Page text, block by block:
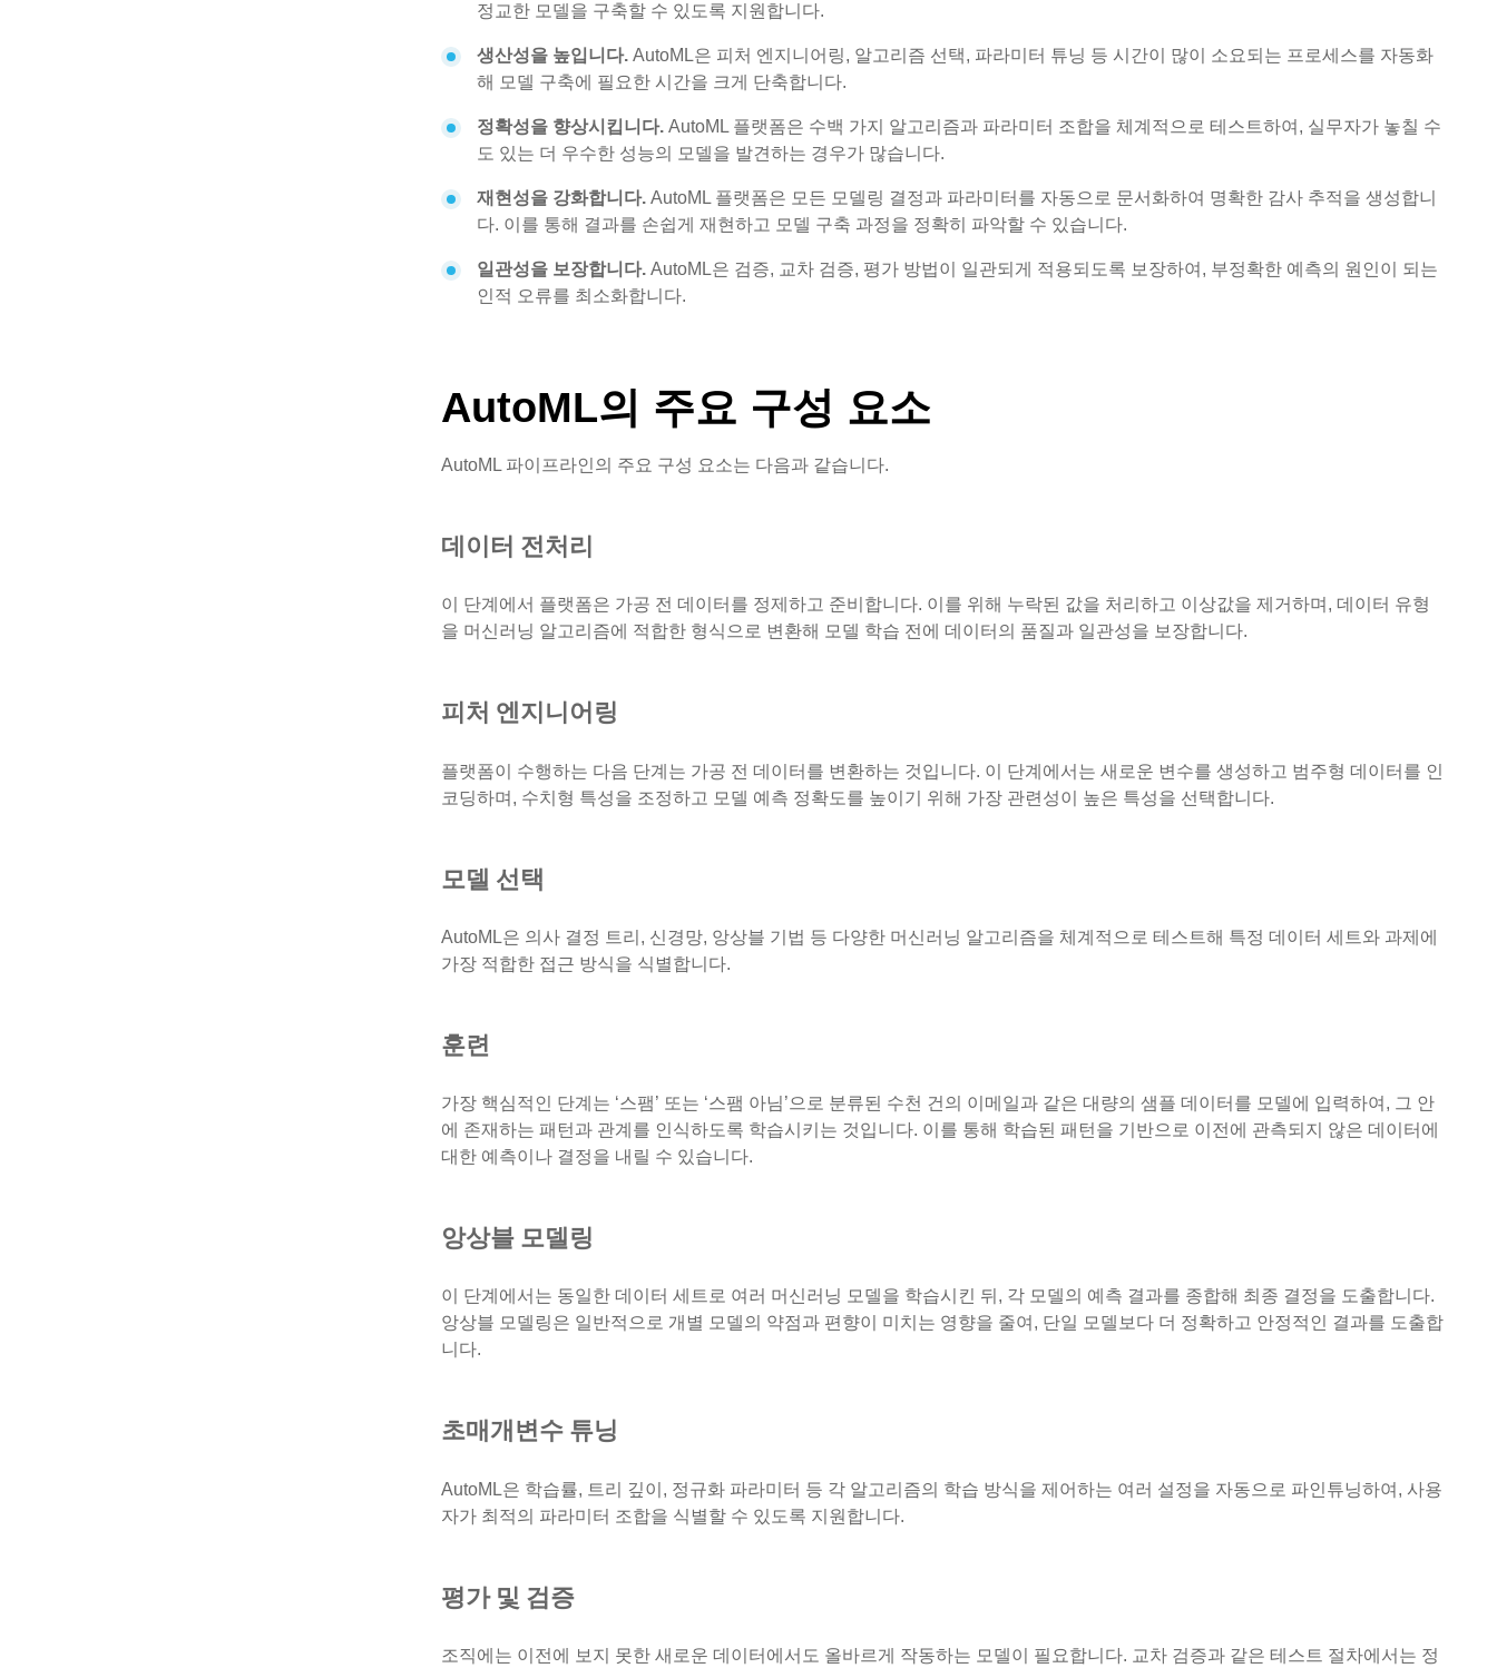
정교한 모델을 구축할 수 있도록 지원합니다.
생산성을 높입니다. AutoML은 피처 엔지니어링, 알고리즘 선택, 파라미터 튜닝 등 시간이 많이 소요되는 프로세스를 자동화
해 모델 구축에 필요한 시간을 크게 단축합니다.
정확성을 향상시킵니다. AutoML 플랫폼은 수백 가지 알고리즘과 파라미터 조합을 체계적으로 테스트하여, 실무자가 놓칠 수
도 있는 더 우수한 성능의 모델을 발견하는 경우가 많습니다.
재현성을 강화합니다. AutoML 플랫폼은 모든 모델링 결정과 파라미터를 자동으로 문서화하여 명확한 감사 추적을 생성합니
다. 이를 통해 결과를 손쉽게 재현하고 모델 구축 과정을 정확히 파악할 수 있습니다.
일관성을 보장합니다. AutoML은 검증, 교차 검증, 평가 방법이 일관되게 적용되도록 보장하여, 부정확한 예측의 원인이 되는
인적 오류를 최소화합니다.
AutoML의 주요 구성 요소
AutoML 파이프라인의 주요 구성 요소는 다음과 같습니다.
데이터 전처리
이 단계에서 플랫폼은 가공 전 데이터를 정제하고 준비합니다. 이를 위해 누락된 값을 처리하고 이상값을 제거하며, 데이터 유형
을 머신러닝 알고리즘에 적합한 형식으로 변환해 모델 학습 전에 데이터의 품질과 일관성을 보장합니다.
피처 엔지니어링
플랫폼이 수행하는 다음 단계는 가공 전 데이터를 변환하는 것입니다. 이 단계에서는 새로운 변수를 생성하고 범주형 데이터를 인
코딩하며, 수치형 특성을 조정하고 모델 예측 정확도를 높이기 위해 가장 관련성이 높은 특성을 선택합니다.
모델 선택
AutoML은 의사 결정 트리, 신경망, 앙상블 기법 등 다양한 머신러닝 알고리즘을 체계적으로 테스트해 특정 데이터 세트와 과제에
가장 적합한 접근 방식을 식별합니다.
훈련
가장 핵심적인 단계는 ‘스팸’ 또는 ‘스팸 아님’으로 분류된 수천 건의 이메일과 같은 대량의 샘플 데이터를 모델에 입력하여, 그 안
에 존재하는 패턴과 관계를 인식하도록 학습시키는 것입니다. 이를 통해 학습된 패턴을 기반으로 이전에 관측되지 않은 데이터에
대한 예측이나 결정을 내릴 수 있습니다.
앙상블 모델링
이 단계에서는 동일한 데이터 세트로 여러 머신러닝 모델을 학습시킨 뒤, 각 모델의 예측 결과를 종합해 최종 결정을 도출합니다.
앙상블 모델링은 일반적으로 개별 모델의 약점과 편향이 미치는 영향을 줄여, 단일 모델보다 더 정확하고 안정적인 결과를 도출합
니다.
초매개변수 튜닝
AutoML은 학습률, 트리 깊이, 정규화 파라미터 등 각 알고리즘의 학습 방식을 제어하는 여러 설정을 자동으로 파인튜닝하여, 사용
자가 최적의 파라미터 조합을 식별할 수 있도록 지원합니다.
평가 및 검증
조직에는 이전에 보지 못한 새로운 데이터에서도 올바르게 작동하는 모델이 필요합니다. 교차 검증과 같은 테스트 절차에서는 정